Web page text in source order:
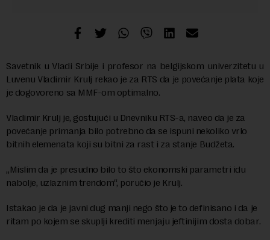
Savetnik u Vladi Srbije i profesor na belgijskom univerzitetu u
Luvenu Vladimir Krulj rekao je za RTS da je povećanje plata koje
je dogovoreno sa MMF-om optimalno.
Vladimir Krulj je, gostujući u Dnevniku RTS-a, naveo da je za
povećanje primanja bilo potrebno da se ispuni nekoliko vrlo
bitnih elemenata koji su bitni za rast i za stanje Budžeta.
„Mislim da je presudno bilo to što ekonomski parametri idu
nabolje, uzlaznim trendom“, poručio je Krulj.
Istakao je da je javni dug manji nego što je to definisano i da je
ritam po kojem se skuplji krediti menjaju jeftinijim dosta dobar.